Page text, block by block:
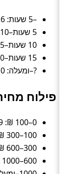
–5 שעות: 2,216 נסיעות (כ־51%).
5 שעות–10 שעות: 1,787 נסיעות (כ־42%).
10 שעות–15 שעות: 79 נסיעות (כ־2%).
15 שעות–20 שעות: 96 נסיעות (כ־2%).
?–ומעלה: 0 נסיעות (כ־0%).
פילוח
0–100 ₪: 2,059 הצעות (כ־48%).
100–300 ₪: 449 הצעות (כ־10%).
300–600 ₪: 1,108 הצעות (כ־26%).
600–1000 ₪: 320 הצעות (כ־7%).